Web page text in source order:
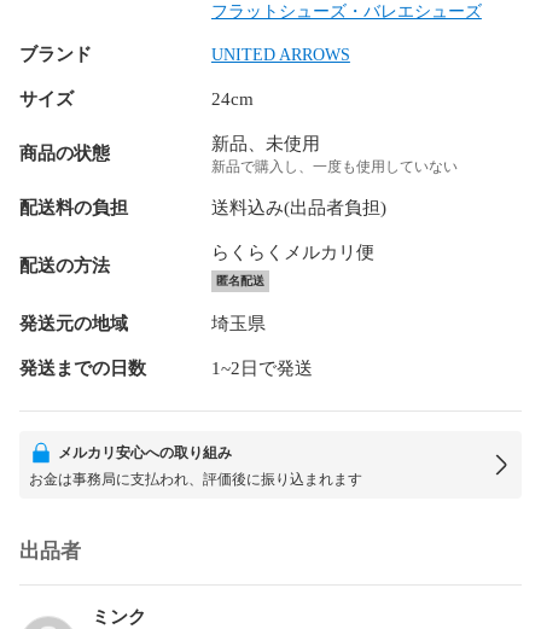
フラットシューズ・バレエシューズ
ブランド UNITED ARROWS
サイズ 24cm
商品の状態 新品、未使用
新品で購入し、一度も使用していない
配送料の負担 送料込み(出品者負担)
配送の方法
らくらくメルカリ便
匿名配送
発送元の地域 埼玉県
発送までの日数 1~2日で発送
メルカリ安心への取り組み
お金は事務局に支払われ、評価後に振り込まれます
出品者
ミンク